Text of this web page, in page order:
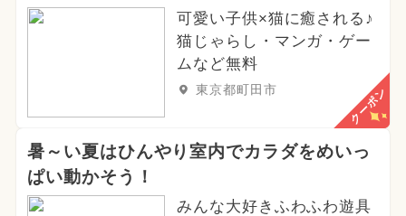
可愛い子供×猫に癒される♪
猫じゃらし・マンガ・ゲー
ムなど無料
東京都町田市 クーポン
暑～い夏はひんやり室内でカラダをめいっ
ぱい動かそう！
みんな大好きふわふわ遊具